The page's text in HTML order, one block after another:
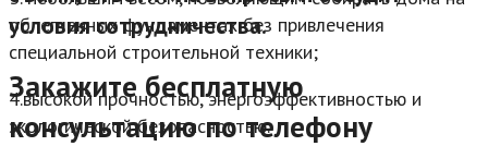
облегченных фундаментах без привлечения
специальной строительной техники;
4.высокой прочностью, энергоэффективностью и
экологической безопасностью.
условия сотрудничества.
Закажите бесплатную
консультацию по телефону